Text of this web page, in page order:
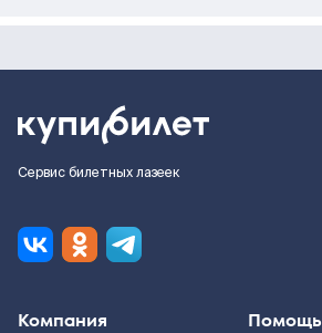
Сервис билетных лазеек
Компания Помощь